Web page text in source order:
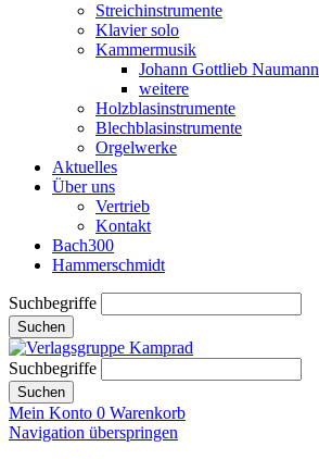
Streichinstrumente
Klavier solo
Kammermusik
Johann Gottlieb Naumann
weitere
Holzblasinstrumente
Blechblasinstrumente
Orgelwerke
Aktuelles
Über uns
Vertrieb
Kontakt
Bach300
Hammerschmidt
Suchbegriffe
Suchen
Suchbegriffe
Suchen
Mein Konto 0 Warenkorb
Navigation überspringen